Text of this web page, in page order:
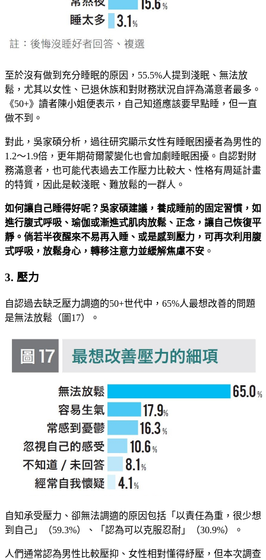
至於沒有做到充分睡眠的原因，55.5%人提到淺眠、無法放
鬆，尤其以女性、已退休族和對財務狀況自評為滿意者最多。
《50+》讀者陳小姐便表示，自己知道應該要早點睡，但一直
做不到。
對此，吳家碩分析，過往研究顯示女性有睡眠困擾者為男性的
1.2～1.9倍，更年期荷爾蒙變化也會加劇睡眠困擾。自認對財
務滿意者，也可能代表過去工作壓力比較大、性格有周延計畫
的特質，因此是較淺眠、難放鬆的一群人。
如何讓自己睡得好呢？吳家碩建議，養成睡前的固定習慣，如
進行腹式呼吸、瑜伽或漸進式肌肉放鬆、正念，讓自己恢復平
靜。倘若半夜醒來不易再入睡、或是感到壓力，可再次利用腹
式呼吸，放鬆身心，轉移注意力並緩解焦慮不安 。
3. 壓力
自認過去缺乏壓力調適的50+世代中，65%人最想改善的問題
是無法放鬆（圖17）。
自知承受壓力、卻無法調適的原因包括「以責任為重，很少想
到自己」（59.3%）、「認為可以克服忍耐」（30.9%）。
人們通常認為男性比較壓抑、女性相對懂得紓壓，但本次調查